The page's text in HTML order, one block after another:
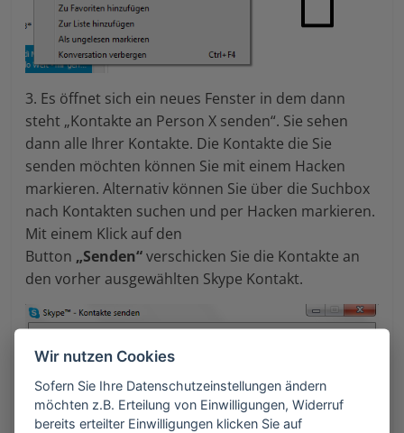
3. Es öffnet sich ein neues Fenster in dem dann
steht „Kontakte an Person X senden“. Sie sehen
dann alle Ihrer Kontakte. Die Kontakte die Sie
senden möchten können Sie mit einem Hacken
markieren. Alternativ können Sie über die Suchbox
nach Kontakten suchen und per Hacken markieren.
Mit einem Klick auf den
Button „Senden“verschicken Sie die Kontakte an
den vorher ausgewählten Skype Kontakt.
Wir nutzen Cookies
Sofern Sie Ihre Datenschutzeinstellungen ändern
möchten z.B. Erteilung von Einwilligungen, Widerruf
bereits erteilter Einwilligungen klicken Sie auf